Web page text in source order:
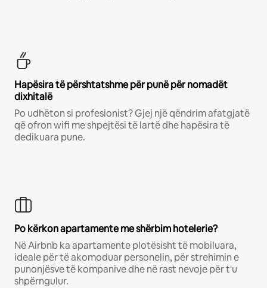
Hapësira të përshtatshme për punë për nomadët
dixhitalë
Po udhëton si profesionist? Gjej një qëndrim afatgjatë
që ofron wifi me shpejtësi të lartë dhe hapësira të
dedikuara pune.
Po kërkon apartamente me shërbim hotelerie?
Në Airbnb ka apartamente plotësisht të mobiluara,
ideale për të akomoduar personelin, për strehimin e
punonjësve të kompanive dhe në rast nevoje për t'u
shpërngulur.